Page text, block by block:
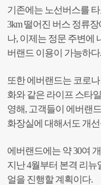
기존에는 노선버스를
3km 떨어진 버스 정류
나, 이제는 정문 주변에
버랜드 이용이 가능하다.
또한 에버랜드는 코로
화와 같은 라이프 스타
영해, 고객들이 에버랜
화장실에 대해서도 개
에버랜드에는 약 30여
지난 4월부터 본격 리
얼을 진행할 계획이다.